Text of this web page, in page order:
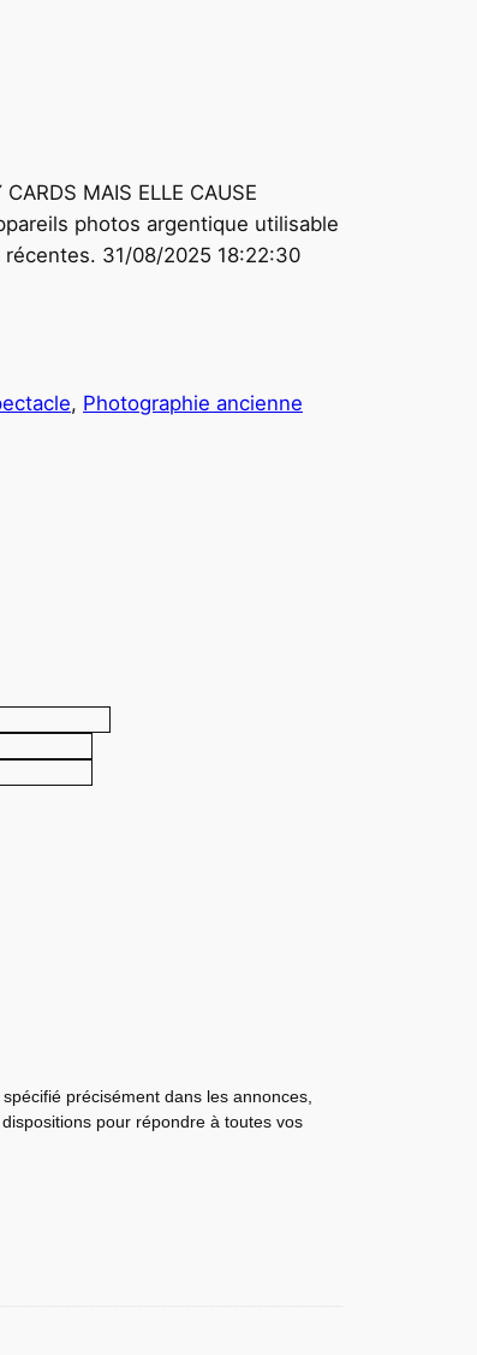
MAIS ELLE CAUSE
photos argentique utilisable
31/08/2025 18:22:30
, Photographie ancienne
précisément dans les annonces,
pour répondre à toutes vos